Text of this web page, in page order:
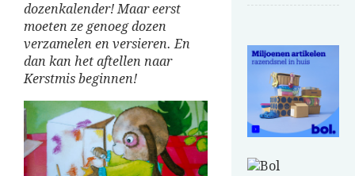
dozenkalender! Maar eerst
moeten ze genoeg dozen
verzamelen en versieren. En
dan kan het aftellen naar
Kerstmis beginnen!